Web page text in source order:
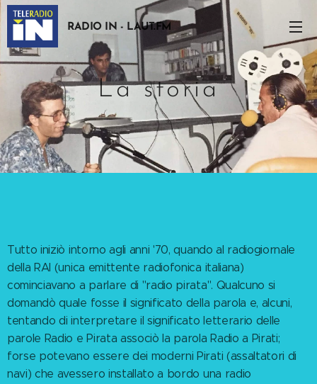
RADIO IN - LAUT.FM
La storia
Tutto iniziò intorno agli anni '70, quando al radiogiornale
della RAI (unica emittente radiofonica italiana)
cominciavano a parlare di "radio pirata". Qualcuno si
domandò quale fosse il significato della parola e, alcuni,
tentando di interpretare il significato letterario delle
parole Radio e Pirata associò la parola Radio a Pirati;
forse potevano essere dei moderni Pirati (assaltatori di
navi) che avessero installato a bordo una radio